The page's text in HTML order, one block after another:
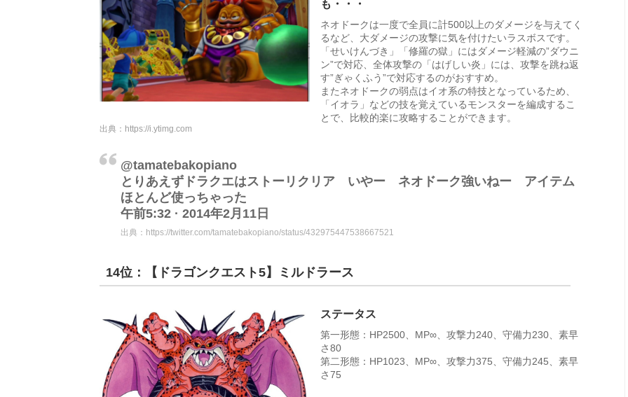
も・・・
ネオドークは一度で全員に計500以上のダメージを与えてく
るなど、大ダメージの攻撃に気を付けたいラスボスです。
「せいけんづき」「修羅の獄」にはダメージ軽減の”ダウニ
ン”で対応、全体攻撃の「はげしい炎」には、攻撃を跳ね返
す”ぎゃくふう”で対応するのがおすすめ。
またネオドークの弱点はイオ系の特技となっているため、
「イオラ」などの技を覚えているモンスターを編成するこ
とで、比較的楽に攻略することができます。
出典： https://i.ytimg.com
@tamatebakopiano
とりあえずドラクエはストーリクリア いやー ネオドーク強いねー アイテム
ほとんど使っちゃった
午前5:32 · 2014年2月11日
出典： https://twitter.com/tamatebakopiano/status/432975447538667521
14位：【ドラゴンクエスト5】ミルドラース
ステータス
第一形態：HP2500、MP∞、攻撃力240、守備力230、素早
さ80
第二形態：HP1023、MP∞、攻撃力375、守備力245、素早
さ75